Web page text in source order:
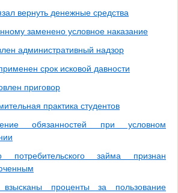
вернуть денежные средства
заменено условное наказание
административный надзор
срок исковой давности
приговор
практика студентов
обязанностей при условном
потребительского займа признан
проценты за пользование